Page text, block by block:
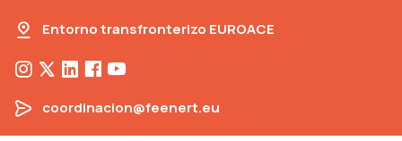
Entorno transfronterizo EUROACE
coordinacion@feenert.eu